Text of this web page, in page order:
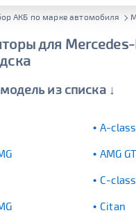
АКБ по марке автомобиля
для
из списка ↓
A-class
AMG GT
C-class
Citan